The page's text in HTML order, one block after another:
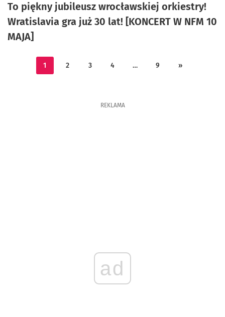
To piękny jubileusz wrocławskiej orkiestry!
Wratislavia gra już 30 lat! [KONCERT W NFM 10
MAJA]
1 2 3 4 … 9 »
REKLAMA
ad